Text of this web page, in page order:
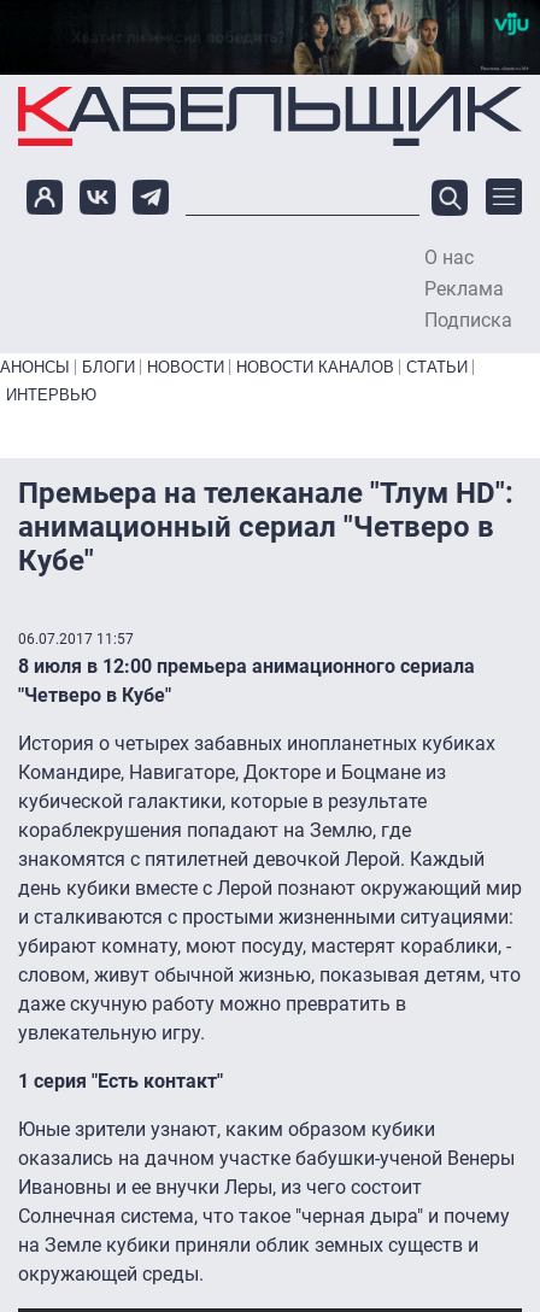
Перейти к основному содержанию
О нас
Реклама
Подписка
Primary links bottom
АНОНСЫ БЛОГИ НОВОСТИ НОВОСТИ КАНАЛОВ
СТАТЬИ
ИНТЕРВЬЮ
Премьера на телеканале "Тлум HD":
анимационный сериал "Четверо в
Кубе"
06.07.2017 11:57
8 июля в 12:00 премьера анимационного сериала
"Четверо в Кубе"
История о четырех забавных инопланетных кубиках
Командире, Навигаторе, Докторе и Боцмане из
кубической галактики, которые в результате
кораблекрушения попадают на Землю, где
знакомятся с пятилетней девочкой Лерой. Каждый
день кубики вместе с Лерой познают окружающий мир
и сталкиваются с простыми жизненными ситуациями:
убирают комнату, моют посуду, мастерят кораблики, -
словом, живут обычной жизнью, показывая детям, что
даже скучную работу можно превратить в
увлекательную игру.
1 серия "Есть контакт"
Юные зрители узнают, каким образом кубики
оказались на дачном участке бабушки-ученой Венеры
Ивановны и ее внучки Леры, из чего состоит
Солнечная система, что такое "черная дыра" и почему
на Земле кубики приняли облик земных существ и
окружающей среды.